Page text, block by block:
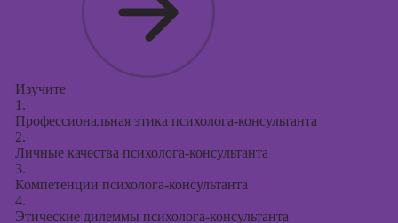
Изучите
1.
Профессиональная этика психолога-консультанта
2.
Личные качества психолога-консультанта
3.
Компетенции психолога-консультанта
4.
Этические дилеммы психолога-консультанта